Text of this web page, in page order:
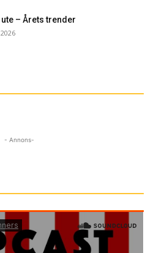
ute – Årets trender
- Annons-